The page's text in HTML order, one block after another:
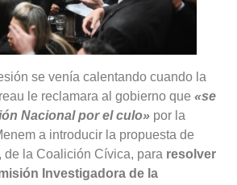
se venía calentando cuando la
le reclamara al gobierno que «se
Nacional por el culo» por la
a introducir la propuesta de
de la Coalición Cívica, para resolver
Investigadora de la